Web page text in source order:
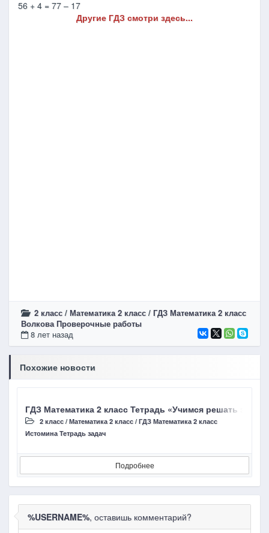
56 + 4 = 77 – 17
Другие ГДЗ смотри здесь...
2 класс / Математика 2 класс / ГДЗ Математика 2 класс
Волкова Проверочные работы
8 лет назад
Похожие новости
ГДЗ Математика 2 класс Тетрадь «Учимся решать
2 класс / Математика 2 класс / ГДЗ Математика 2 класс
Истомина Тетрадь задач
Подробнее
%USERNAME%, оставишь комментарий?